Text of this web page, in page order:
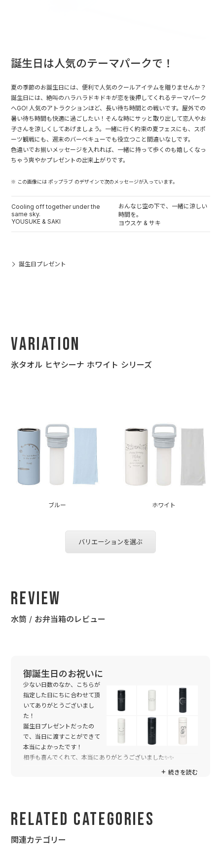
誕生日は人気のテーマパークで！
夏の季節のお誕生日には、便利で人気のクールアイテムを贈りませんか？
誕生日には、絶叫のハラハラドキドキが恋を後押してくれるテーマパーク
へGO! 人気のアトラクションほど、長い待ち時間との戦いです。屋外での
暑い待ち時間も快適に過ごしたい！そんな時にサッと取り出して恋人やお
子さんを涼しくしてあげましょう。一緒に行く約束の夏フェスにも、スポ
ーツ観戦にも、週末のバーベキューでも役立つこと間違いなしです。
色違いでお揃いメッセージを入れれば、一緒に持って歩くのも嬉しくなっ
ちゃう爽やかプレゼントの出来上がりです。
※ この画像には ポップラブ のデザインで次のメッセージが入っています。
Cooling off together under the
same sky.
YOUSUKE & SAKI
おんなじ空の下で、一緒に涼しい
時間を。
ヨウスケ & サキ
誕生日プレゼント
Variation
氷タオル ヒヤシーナ ホワイト シリーズ
ブルー ホワイト
バリエーションを選ぶ
Review
水筒 / お弁当箱のレビュー
御誕生日のお祝いに
少ない日数のなか、こちらが
指定した日にちに合わせて頂
いてありがとうございまし
た！
誕生日プレゼントだったの
で、当日に渡すことができて
本当によかったです！
相手も喜んでくれて、本当にありがとうございました✨✨
続きを読む
Related Categories
関連カテゴリー